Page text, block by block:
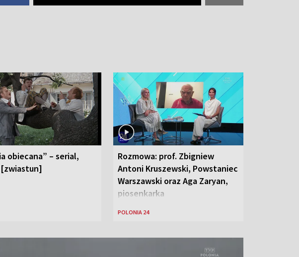
obiecana” – serial,
[zwiastun]
Rozmowa: prof. Zbigniew
Antoni Kruszewski, Powstaniec
Warszawski oraz Aga Zaryan,
piosenkarka
POLONIA 24